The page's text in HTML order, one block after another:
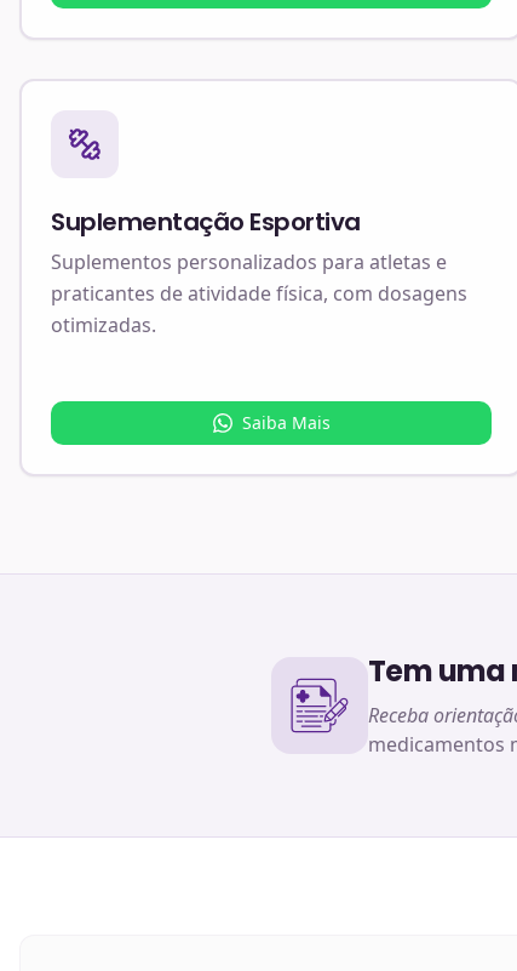
Suplementação Esportiva
Suplementos personalizados para atletas e
praticantes de atividade física, com dosagens
otimizadas.
Saiba Mais
Tem uma
Receba
medicamentos